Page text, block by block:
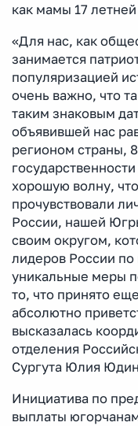
как мамы 17
«Для нас, как
занимается
популяризацией
очень важно, что
таким знаковым
объявившей нас
регионом страны,
хорошую волну,
прочувствовали
России, нашей
своим округом,
лидеров России
уникальные меры
то, что принято
абсолютно
высказалась
отделения
Сургута Юлия
Инициатива по
выплаты